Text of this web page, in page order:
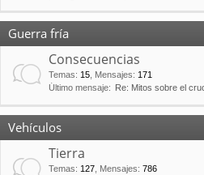
Guerra fría
Consecuencias
Temas: 15 Mensajes: 171
Último mensaje:
Re: Mitos sobre el
Vehículos
Tierra
Temas: 127 Mensajes: 786